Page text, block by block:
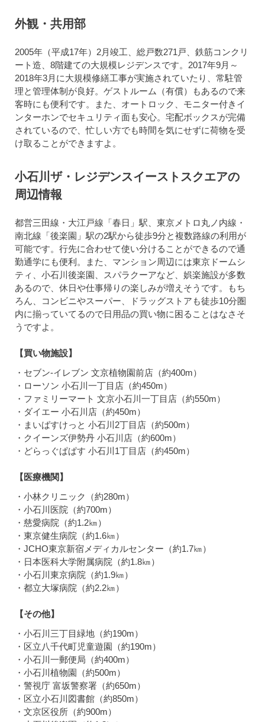
外観・共用部
2005年（平成17年）2月竣工、総戸数271戸、鉄筋コンクリ
ート造、8階建ての大規模レジデンスです。2017年9月～
2018年3月に大規模修繕工事が実施されていたり、常駐管
理と管理体制が良好。ゲストルーム（有償）もあるので来
客時にも便利です。また、オートロック、モニター付きイ
ンターホンでセキュリティ面も安心。宅配ボックスが完備
されているので、忙しい方でも時間を気にせずに荷物を受
け取ることができますよ。
小石川ザ・レジデンスイーストスクエアの
周辺情報
都営三田線・大江戸線「春日」駅、東京メトロ丸ノ内線・
南北線「後楽園」駅の2駅から徒歩9分と複数路線の利用が
可能です。行先に合わせて使い分けることができるので通
勤通学にも便利。また、マンション周辺には東京ドームシ
ティ、小石川後楽園、スパラクーアなど、娯楽施設が多数
あるので、休日や仕事帰りの楽しみが増えそうです。もち
ろん、コンビニやスーパー、ドラッグストアも徒歩10分圏
内に揃っていてるので日用品の買い物に困ることはなさそ
うですよ。
【買い物施設】
・セブン-イレブン 文京植物園前店（約400m）
・ローソン 小石川一丁目店（約450m）
・ファミリーマート 文京小石川一丁目店（約550m）
・ダイエー 小石川店（約450m）
・まいばすけっと 小石川2丁目店（約500m）
・クイーンズ伊勢丹 小石川店（約600m）
・どらっぐぱぱす 小石川1丁目店（約450m）
【医療機関】
・小林クリニック（約280m）
・小石川医院（約700m）
・慈愛病院（約1.2㎞）
・東京健生病院（約1.6㎞）
・JCHO東京新宿メディカルセンター（約1.7㎞）
・日本医科大学附属病院（約1.8㎞）
・小石川東京病院（約1.9㎞）
・都立大塚病院（約2.2㎞）
【その他】
・小石川三丁目緑地（約190m）
・区立八千代町児童遊園（約190m）
・小石川一郵便局（約400m）
・小石川植物園（約500m）
・警視庁 富坂警察署（約650m）
・区立小石川図書館（約850m）
・文京区役所（約900m）